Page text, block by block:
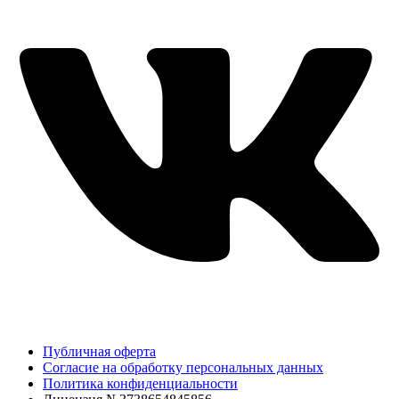
Публичная оферта
Согласие на обработку персональных данных
Политика конфиденциальности